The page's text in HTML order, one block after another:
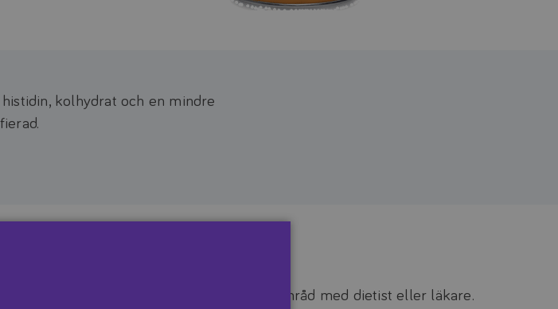
kolhydrat och en mindre
Doseringen är individuell och görs i samråd med dietist eller läkare.